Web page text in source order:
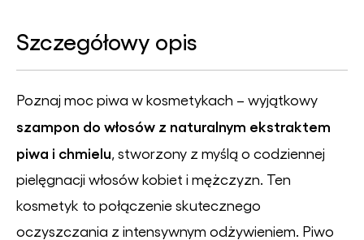
Szczegółowy opis
Poznaj moc piwa w kosmetykach – wyjątkowy
szampon do włosów z naturalnym ekstraktem
piwa i chmielu , stworzony z myślą o codziennej
pielęgnacji włosów kobiet i mężczyzn. Ten
kosmetyk to połączenie skutecznego
oczyszczania z intensywnym odżywieniem. Piwo